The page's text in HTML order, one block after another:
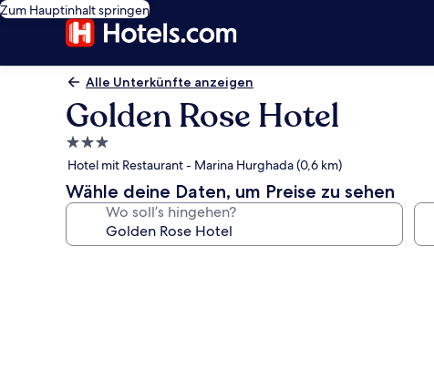
Zum Hauptinhalt springen
Alle Unterkünfte anzeigen
Golden Rose Hotel
3.0-
Sterne-
Unterkunft
Hotel mit Restaurant - Marina Hurghada (0,6 km)
Wähle deine Daten, um Preise zu sehen
Wo soll’s hingehen?